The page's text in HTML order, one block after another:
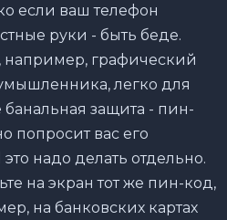
если ваш телефон
руки - быть беде.
например, графический
легко для
защита - пин-
попросит вас его
надо делать отдельно.
на экран тот же пин-код,
на банковских картах